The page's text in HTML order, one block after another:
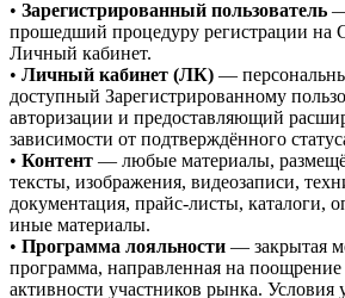
• Зарегистрированный пользователь —
прошедший процедуру регистрации на
Личный кабинет.
• Личный кабинет (ЛК) —
доступный Зарегистрированному
авторизации и предоставляющий
зависимости от подтверждённого
• Контент — любые материалы,
тексты, изображения, видеозаписи,
документация, прайс-листы, каталоги,
иные материалы.
• Программа лояльности — закрытая
программа, направленная на
активности участников рынка. Условия